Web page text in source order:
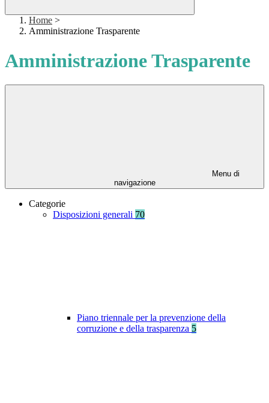
Home >
Amministrazione Trasparente
Amministrazione Trasparente
Menu di
navigazione
Categorie
Disposizioni generali 70
Piano triennale per la prevenzione della
corruzione e della trasparenza 5